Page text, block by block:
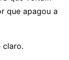
que apagou a
claro.